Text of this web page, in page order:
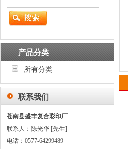
产品分类
所有分类
联系我们
苍南县盛丰复合彩印厂
联系人：陈光华 [先生]
电话：0577-64299489